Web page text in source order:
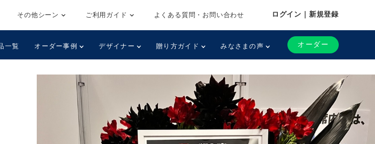
その他シーン ご利用ガイド よくある質問・お問い合わせ ログイン｜新規登録
一覧 オーダー事例 デザイナー 贈り方ガイド みなさまの声 オーダー